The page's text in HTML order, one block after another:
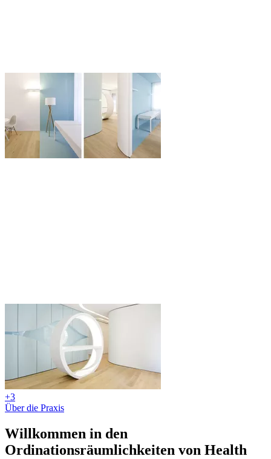
+3
Über die Praxis
Willkommen in den
Ordinationsräumlichkeiten von Health